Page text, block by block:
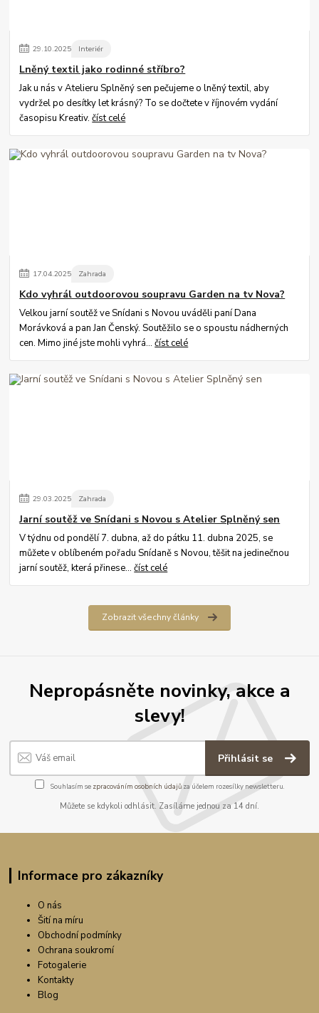
29.10.2025 Interiér
Lněný textil jako rodinné stříbro?
Jak u nás v Atelieru Splněný sen pečujeme o lněný textil, aby
vydržel po desítky let krásný? To se dočtete v říjnovém vydání
časopisu Kreativ.číst celé
17.04.2025 Zahrada
Kdo vyhrál outdoorovou soupravu Garden na tv Nova?
Velkou jarní soutěž ve Snídani s Novou uváděli paní Dana
Morávková a pan Jan Čenský. Soutěžilo se o spoustu nádherných
cen. Mimo jiné jste mohli vyhrá...číst celé
29.03.2025 Zahrada
Jarní soutěž ve Snídani s Novou s Atelier Splněný sen
V týdnu od pondělí 7. dubna, až do pátku 11. dubna 2025, se
můžete v oblíbeném pořadu Snídaně s Novou, těšit na jedinečnou
jarní soutěž, která přinese...číst celé
Zobrazit všechny články
Nepropásněte novinky, akce a
slevy!
Přihlásit se
Souhlasím se zpracováním osobních údajůza účelem rozesílky newsletteru.
Můžete se kdykoli odhlásit. Zasíláme jednou za 14 dní.
Informace pro zákazníky
O nás
Šití na míru
Obchodní podmínky
Ochrana soukromí
Fotogalerie
Kontakty
Blog